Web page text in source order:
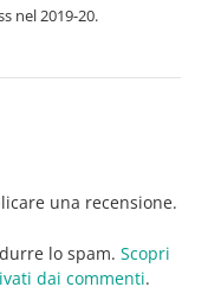
nel 2019-20.
una recensione.
lo spam. Scopri
dai commenti.